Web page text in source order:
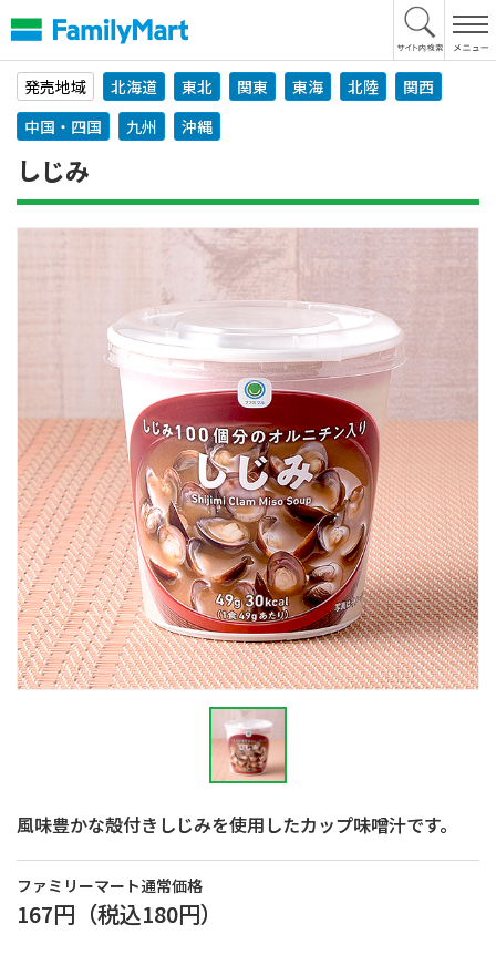
文
へ
発売地域
北海道 東北 関東 東海 北陸
関西
中国・四国
九州 沖縄
しじみ
風味豊かな殻付きしじみを使用したカップ味噌汁です。
ファミリーマート通常価格
167円 （税込180円）